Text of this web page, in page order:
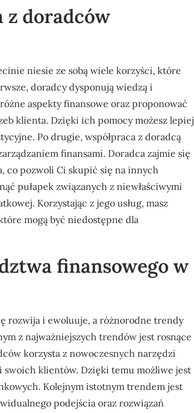
z doradców
niesie ze sobą wiele korzyści, które
doradcy dysponują wiedzą i
aspekty finansowe oraz proponować
klienta. Dzięki ich pomocy możesz lepiej
Po drugie, współpraca z doradcą
finansami. Doradca zajmie się
co pozwoli Ci skupić się na innych
pułapek związanych z niewłaściwymi
Korzystając z jego usług, masz
mogą być niedostępne dla
finansowego w
rozwija i ewoluuje, a różnorodne trendy
z najważniejszych trendów jest rosnące
korzysta z nowoczesnych narzędzi
klientów. Dzięki temu możliwe jest
Kolejnym istotnym trendem jest
podejścia oraz rozwiązań